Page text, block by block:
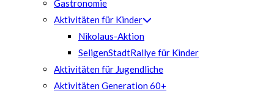
Gastronomie
Aktivitäten für Kinder
Nikolaus-Aktion
SeligenStadtRallye für Kinder
Aktivitäten für Jugendliche
Aktivitäten Generation 60+